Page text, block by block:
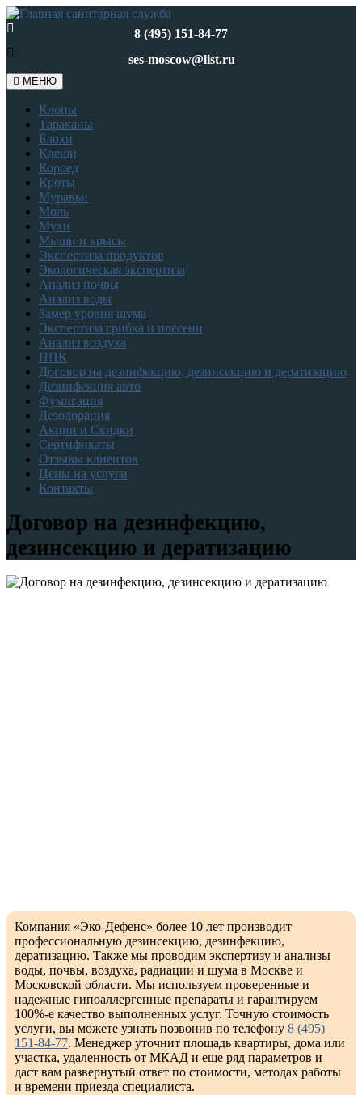
8 (495) 151-84-77
ses-moscow@list.ru
МЕНЮ
Клопы
Тараканы
Блохи
Клещи
Короед
Кроты
Муравьи
Моль
Мухи
Мыши и крысы
Экспертиза продуктов
Экологическая экспертиза
Анализ почвы
Анализ воды
Замер уровня шума
Экспертиза грибка и плесени
Анализ воздуха
ППК
Договор на дезинфекцию, дезинсекцию и дератизацию
Дезинфекция авто
Фумигация
Дезодорация
Акции и Скидки
Сертификаты
Отзывы клиентов
Цены на услуги
Контакты
Договор на дезинфекцию,
дезинсекцию и дератизацию
Компания «Эко-Дефенс» более 10 лет производит
профессиональную дезинсекцию, дезинфекцию,
дератизацию. Также мы проводим экспертизу и анализы
воды, почвы, воздуха, радиации и шума в Москве и
Московской области. Мы используем проверенные и
надежные гипоаллергенные препараты и гарантируем
100%-е качество выполненных услуг. Точную стоимость
услуги, вы можете узнать позвонив по телефону 8 (495)
151-84-77. Менеджер уточнит площадь квартиры, дома или
участка, удаленность от МКАД и еще ряд параметров и
даст вам развернутый ответ по стоимости, методах работы
и времени приезда специалиста.